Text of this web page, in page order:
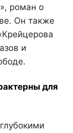
роман о
Он также
и
для